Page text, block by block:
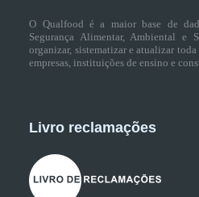
O Qualfood é a maior base de
Segurança Alimentar, Ambiental e
organizar, sistematizar e atualizar
empresas, instituições de ensino e
Livro reclamações